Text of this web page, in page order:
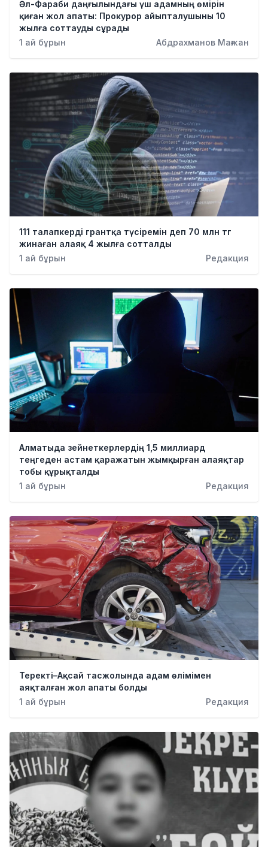
Әл-Фараби даңғылындағы үш адамның өмірін
қиған жол апаты: Прокурор айыпталушыны 10
жылға соттауды сұрады
1 ай бұрын
Абдрахманов Мағжан
111 талапкерді грантқа түсіремін деп 70 млн тг
жинаған алаяқ 4 жылға сотталды
1 ай бұрын
Редакция
Алматыда зейнеткерлердің 1,5 миллиард
теңгеден астам қаражатын жымқырған алаяқтар
тобы құрықталды
1 ай бұрын
Редакция
Теректі–Ақсай тасжолында адам өлімімен
аяқталған жол апаты болды
1 ай бұрын
Редакция